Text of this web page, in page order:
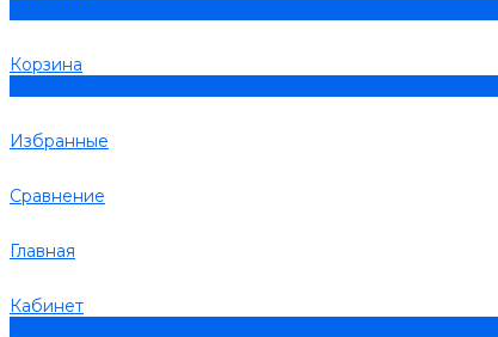
Корзина
Избранные
Сравнение
Главная
Кабинет